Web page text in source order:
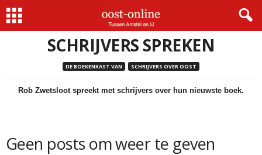
Home
SCHRIJVERS SPREKEN
DE BOEKENKAST VAN SCHRIJVERS OVER OOST
Rob Zwetsloot spreekt met schrijvers over hun nieuwste boek.
Geen posts om weer te geven